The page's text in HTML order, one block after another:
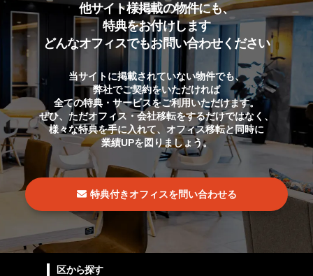
他サイト様掲載の物件にも、
特典をお付けします
どんなオフィスでもお問い合わせください
当サイトに掲載されていない物件でも、
弊社でご契約をいただければ
全ての特典・サービスをご利用いただけます。
ぜひ、ただオフィス・会社移転をするだけではなく、
様々な特典を手に入れて、オフィス移転と同時に
業績UPを図りましょう。
特典付きオフィスを問い合わせる
区から探す